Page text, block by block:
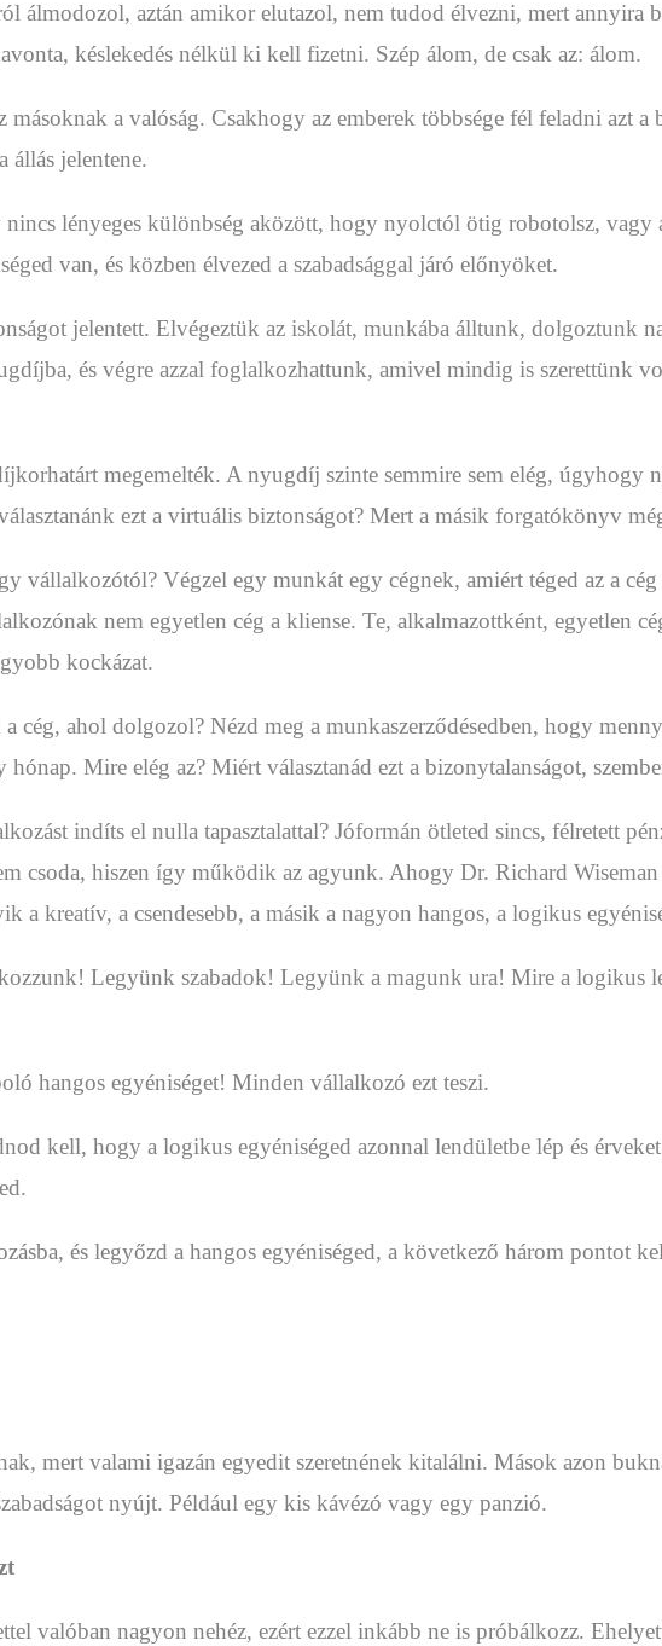
álmodozol, aztán amikor elutazol, nem tudod élvezni, mert
késlekedés nélkül ki kell fizetni. Szép álom, de csak az: álom.
másoknak a valóság. Csakhogy az emberek többsége fél feladni azt
állás jelentene.
lényeges különbség aközött, hogy nyolctól ötig robotolsz,
van, és közben élvezed a szabadsággal járó előnyöket.
jelentett. Elvégeztük az iskolát, munkába álltunk, dolgoztunk
és végre azzal foglalkozhattunk, amivel mindig is szerettünk
megemelték. A nyugdíj szinte semmire sem elég,
ezt a virtuális biztonságot? Mert a másik forgatókönyv
vállalkozótól? Végzel egy munkát egy cégnek, amiért téged az a
nem egyetlen cég a kliense. Te, alkalmazottként, egyetlen
kockázat.
cég, ahol dolgozol? Nézd meg a munkaszerződésedben, hogy
hónap. Mire elég az? Miért választanád ezt a bizonytalanságot,
indíts el nulla tapasztalattal? Jóformán ötleted sincs, félretett
csoda, hiszen így működik az agyunk. Ahogy Dr. Richard
a kreatív, a csendesebb, a másik a nagyon hangos, a logikus
Legyünk szabadok! Legyünk a magunk ura! Mire a
hangos egyéniséget! Minden vállalkozó ezt teszi.
kell, hogy a logikus egyéniséged azonnal lendületbe lép és
és legyőzd a hangos egyéniséged, a következő három pontot
mert valami igazán egyedit szeretnének kitalálni. Mások azon
nyújt. Például egy kis kávézó vagy egy panzió.
valóban nagyon nehéz, ezért ezzel inkább ne is próbálkozz.